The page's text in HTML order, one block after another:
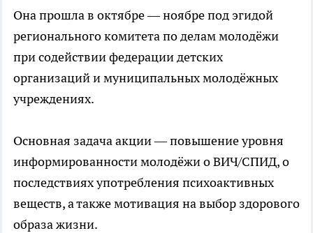
Она прошла в октябре — ноябре под эгидой
регионального комитета по делам молодёжи
при содействии федерации детских
организаций и муниципальных молодёжных
учреждениях.
Основная задача акции — повышение уровня
информированности молодёжи о ВИЧ/СПИД, о
последствиях употребления психоактивных
веществ, а также мотивация на выбор здорового
образа жизни.